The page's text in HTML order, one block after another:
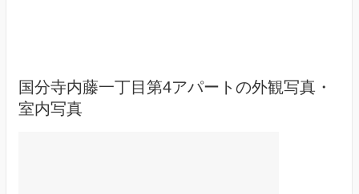
国分寺内藤一丁目第4アパートの外観写真・
室内写真